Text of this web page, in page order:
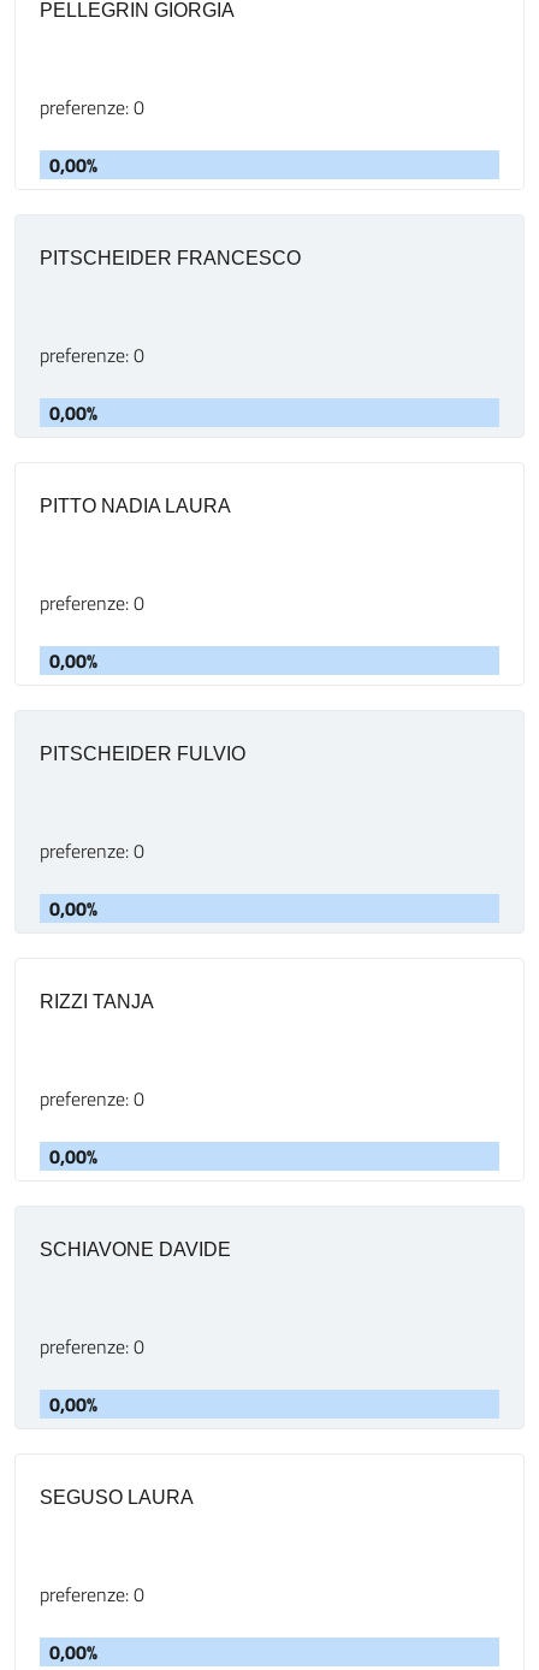
PELLEGRIN GIORGIA
preferenze: 0
0,00%
PITSCHEIDER FRANCESCO
preferenze: 0
0,00%
PITTO NADIA LAURA
preferenze: 0
0,00%
PITSCHEIDER FULVIO
preferenze: 0
0,00%
RIZZI TANJA
preferenze: 0
0,00%
SCHIAVONE DAVIDE
preferenze: 0
0,00%
SEGUSO LAURA
preferenze: 0
0,00%